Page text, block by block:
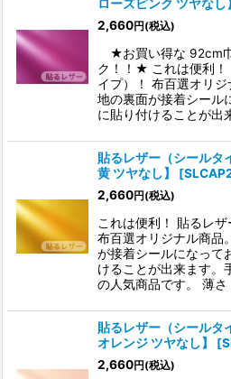
ローズピンク ツヤなし】
2,660円 (税込)
★お買い得な 92cm
ク！！★ これは便利！
イプ）！ 布百選オリ
地の裏面が接着シール
に貼り付けることが出
貼るレザー（シールタ
黄 ツヤなし】
[
2,660円 (税込)
これは便利！ 貼るレザ
布百選オリジナル商品
が接着シールになって
けることが出来ます。
の人気商品です。 薄
貼るレザー（シールタ
オレンジ ツヤなし】
[
2,660円 (税込)